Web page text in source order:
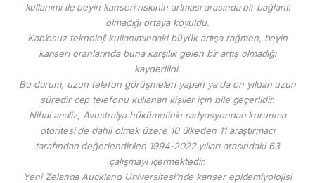
kullanımı ile beyin kanseri riskinin artması arasında bir bağlantı
olmadığı ortaya koyuldu.
Kablosuz teknoloji kullanımındaki büyük artışa rağmen, beyin
kanseri oranlarında buna karşılık gelen bir artış olmadığı
kaydedildi.
Bu durum, uzun telefon görüşmeleri yapan ya da on yıldan uzun
süredir cep telefonu kullanan kişiler için bile geçerlidir.
Nihai analiz, Avustralya hükümetinin radyasyondan korunma
otoritesi de dahil olmak üzere 10 ülkeden 11 araştırmacı
tarafından değerlendirilen 1994-2022 yılları arasındaki 63
çalışmayı içermektedir.
Yeni Zelanda Auckland Üniversitesi’nde kanser epidemiyolojisi